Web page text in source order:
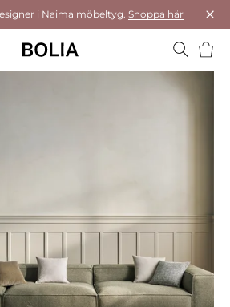
i Naima möbeltyg. Shoppa här